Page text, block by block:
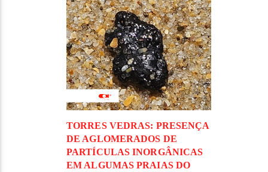
TORRES VEDRAS: PRESENÇA
DE AGLOMERADOS DE
PARTÍCULAS INORGÂNICAS
EM ALGUMAS PRAIAS DO